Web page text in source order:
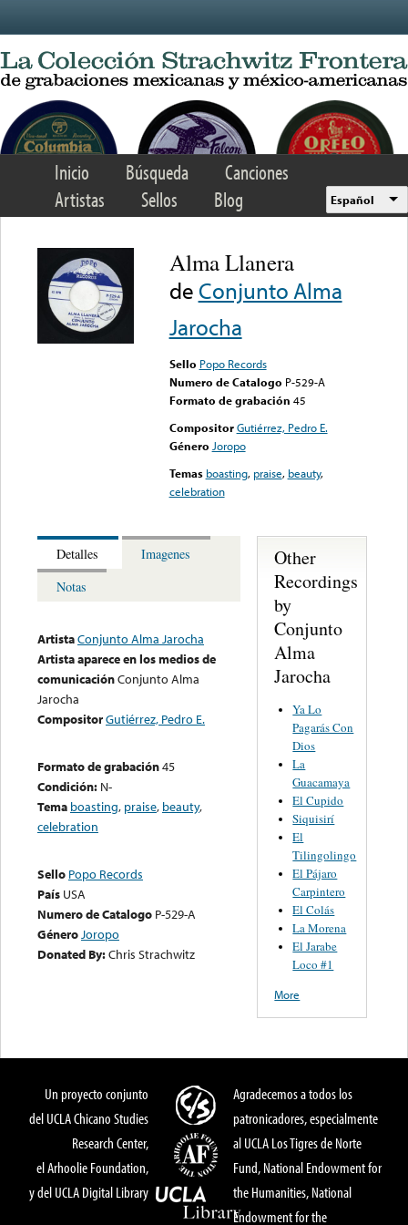
Inicio Búsqueda
Canciones
Artistas
Sellos Blog Español
Alma Llanera
de Conjunto Alma
Jarocha
Sello Popo Records
Numero de Catalogo P-529-A
Formato de grabación 45
Compositor Gutiérrez, Pedro E.
Género Joropo
Temas boasting, praise, beauty,
celebration
Detalles
Imagenes
Notas
ArtistaConjunto Alma Jarocha
Artista aparece en los medios de
comunicaciónConjunto Alma
Jarocha
CompositorGutiérrez, Pedro E.
Formato de grabación45
Condición: N-
Tema boasting, praise, beauty,
celebration
Sello Popo Records
País USA
Numero de Catalogo P-529-A
GéneroJoropo
Donated By:Chris Strachwitz
Other
Recordings
by
Conjunto
Alma
Jarocha
Ya Lo
Pagarás Con
Dios
La
Guacamaya
El Cupido
Siquisirí
El
Tilingolingo
El Pájaro
Carpintero
El Colás
La Morena
El Jarabe
Loco #1
More
Un proyecto conjunto
del UCLA Chicano Studies
Research Center,
el Arhoolie Foundation,
y del UCLA Digital Library
Agradecemos a todos los
patronicadores, especialmente
al UCLA Los Tigres de Norte
Fund, National Endowment for
the Humanities, National
Endowment for the